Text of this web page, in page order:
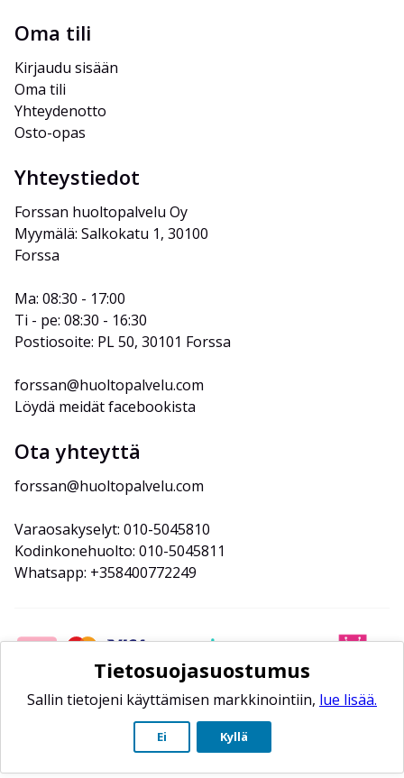
Oma tili
Kirjaudu sisään
Oma tili
Yhteydenotto
Osto-opas
Yhteystiedot
Forssan huoltopalvelu Oy
Myymälä: Salkokatu 1, 30100
Forssa
Ma: 08:30 - 17:00
Ti - pe: 08:30 - 16:30
Postiosoite: PL 50, 30101 Forssa
forssan@huoltopalvelu.com
Löydä meidät facebookista
Ota yhteyttä
forssan@huoltopalvelu.com
Varaosakyselyt: 010-5045810
Kodinkonehuolto: 010-5045811
Whatsapp: +358400772249
Tietosuojasuostumus
Sallin tietojeni käyttämisen markkinointiin, lue lisää.
Ei Kyllä